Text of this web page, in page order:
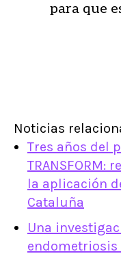
para que
Noticias
Tres años del
TRANSFORM:
la aplicación
Cataluña
Una
endometriosis